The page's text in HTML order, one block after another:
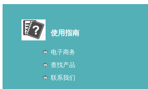
使用指南
电子商务
查找产品
联系我们